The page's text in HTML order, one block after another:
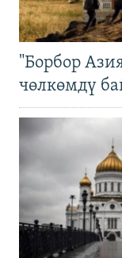
"Борбор
чөлкөмдү